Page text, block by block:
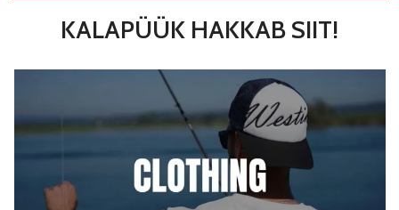
KALAPÜÜK HAKKAB SIIT!